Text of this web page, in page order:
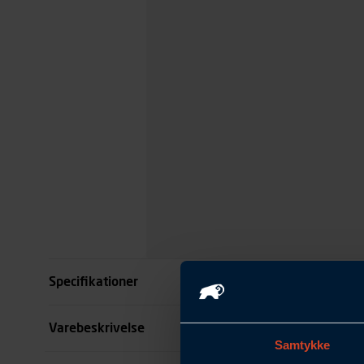
Samtykke
Specifikationer
Farve
Varebeskrivelse